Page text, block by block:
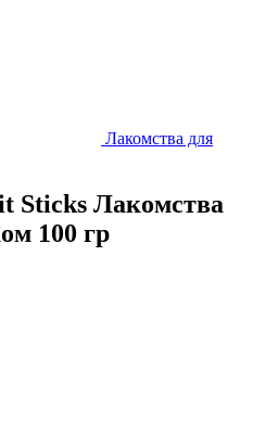
Лакомства для
Sticks Лакомства
100 гр